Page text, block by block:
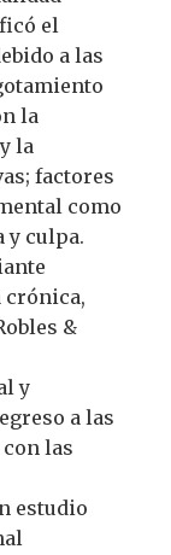
el
a las
la
la
factores
como
y culpa.
crónica,
&
y
a las
las
estudio